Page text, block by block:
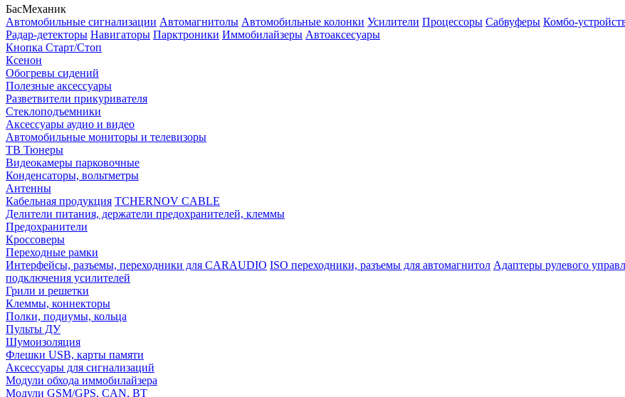
БасМеханик
Автомобильные сигнализации Автомагнитолы Автомобильные колонки Усилители Процессоры Сабвуферы Комбо-
Радар-детекторы Навигаторы Парктроники Иммобилайзеры Автоаксесуары
Кнопка Старт/Стоп
Ксенон
Обогревы сидений
Полезные аксессуары
Разветвители прикуривателя
Стеклоподъемники
Аксессуары аудио и видео
Автомобильные мониторы и телевизоры
ТВ Тюнеры
Видеокамеры парковочные
Конденсаторы, вольтметры
Антенны
Кабельная продукция TCHERNOV CABLE
Делители питания, держатели предохранителей, клеммы
Предохранители
Кроссоверы
Переходные рамки
Интерфейсы, разъемы, переходники для CARAUDIO ISO переходники, разъемы для автомагнитол Адаптеры рулевого
подключения усилителей
Грили и решетки
Клеммы, коннекторы
Полки, подиумы, кольца
Пульты ДУ
Шумоизоляция
Флешки USB, карты памяти
Аксессуары для сигнализаций
Модули обхода иммобилайзера
Модули GSM/GPS, CAN, BT